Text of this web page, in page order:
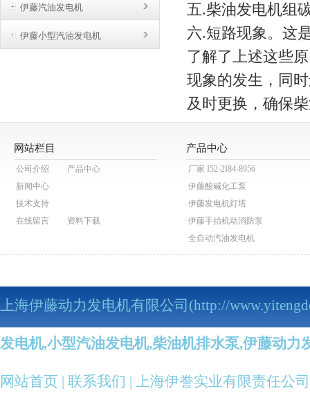
伊藤汽油发电机
伊藤小型汽油发电机
五.柴油发电机组
六.短路现象。这
了解了上述这些
现象的发生，同
及时更换，确保
网站栏目
公司介绍
产品中心
新闻中心
技术支持
在线留言
资料下载
产品中心
厂家 I52-2I84-8956
伊藤酸碱化工泵
伊藤发电机灯塔
伊藤手抬机动消防泵
全自动汽油发电机
伊藤动力泥浆泵
伊藤柴油发电机
伊藤汽油机抽水泵
伊藤汽油发电电焊机
上海伊藤动力发电机有限公司(http://
发电机,小型汽油发电机,柴油机排水泵,伊藤动力
网站首页 联系我们 | 上海伊誊实业有限责任公